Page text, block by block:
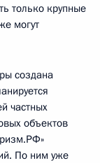
только крупные
могут
создана
частных
объектов
По ним уже